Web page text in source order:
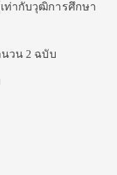
ท่ากับวุฒิการศึกษา
วน 2 ฉบับ